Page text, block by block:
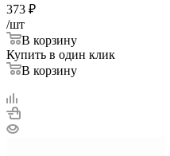
373 ₽
/шт
В корзину
Купить в один клик
В корзину